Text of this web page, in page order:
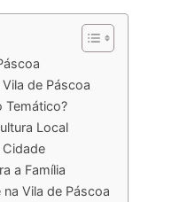
de Páscoa
Temático?
Local
a Família
Vila de Páscoa